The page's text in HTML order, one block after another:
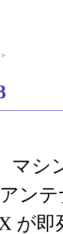
マシ
ン
が即